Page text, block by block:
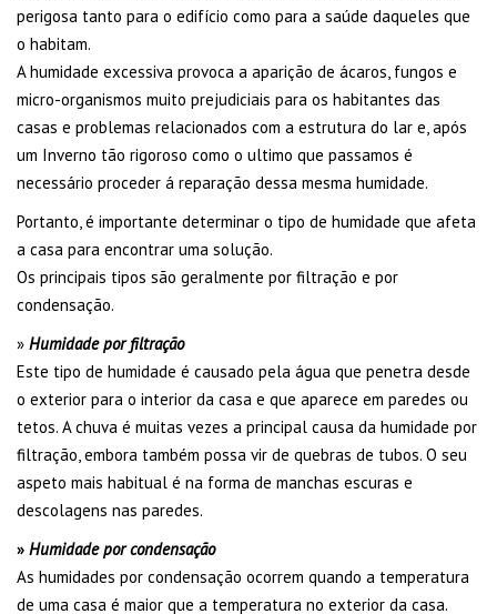
perigosa tanto para o edifício como para a saúde daqueles que
o habitam.
A humidade excessiva provoca a aparição de ácaros, fungos e
micro-organismos muito prejudiciais para os habitantes das
casas e problemas relacionados com a estrutura do lar e, após
um Inverno tão rigoroso como o ultimo que passamos é
necessário proceder á reparação dessa mesma humidade.
Portanto, é importante determinar o tipo de humidade que afeta
a casa para encontrar uma solução.
Os principais tipos são geralmente por filtração e por
condensação.
» Humidade por filtração
Este tipo de humidade é causado pela água que penetra desde
o exterior para o interior da casa e que aparece em paredes ou
tetos. A chuva é muitas vezes a principal causa da humidade por
filtração, embora também possa vir de quebras de tubos. O seu
aspeto mais habitual é na forma de manchas escuras e
descolagens nas paredes.
» Humidade por condensação
As humidades por condensação ocorrem quando a temperatura
de uma casa é maior que a temperatura no exterior da casa.